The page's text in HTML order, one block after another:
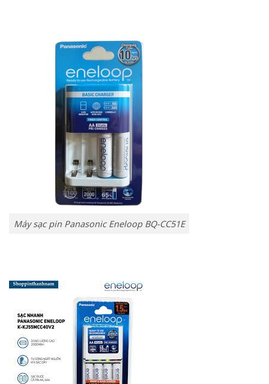
Máy sạc pin Panasonic Eneloop BQ-CC51E